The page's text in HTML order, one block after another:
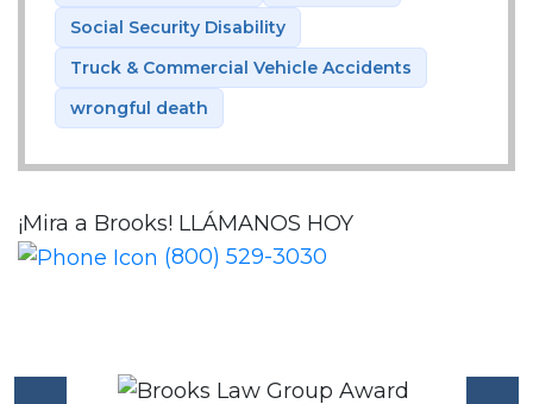
Social Security Disability
Truck & Commercial Vehicle Accidents
wrongful death
¡Mira a Brooks! LLÁMANOS HOY
(800) 529-3030